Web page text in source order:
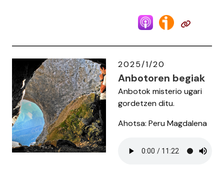
2025/1/20
Anbotoren begiak
Anbotok misterio ugari
gordetzen ditu.
Ahotsa: Peru Magdalena